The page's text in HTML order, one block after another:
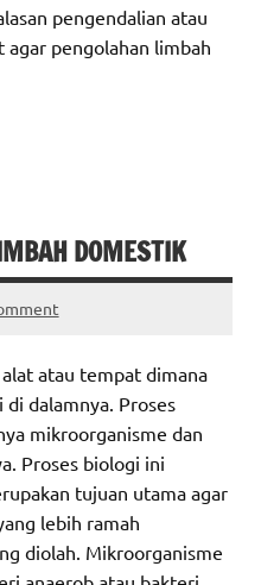
pengendalian atau
pengolahan limbah
DOMESTIK
atau tempat dimana
dalamnya. Proses
mikroorganisme dan
Proses biologi ini
tujuan utama agar
lebih ramah
diolah. Mikroorganisme